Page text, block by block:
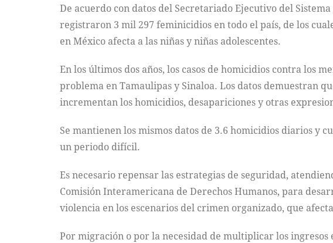
De acuerdo con datos del Secretariado Ejecutivo del
registraron 3 mil 297 feminicidios en todo el país, de los
en México afecta a las niñas y niñas adolescentes.
En los últimos dos años, los casos de homicidios contra los
problema en Tamaulipas y Sinaloa. Los datos demuestran
incrementan los homicidios, desapariciones y otras
Se mantienen los mismos datos de 3.6 homicidios diarios y
un periodo difícil.
Es necesario repensar las estrategias de seguridad,
Comisión Interamericana de Derechos Humanos, para
violencia en los escenarios del crimen organizado, que
Por migración o por la necesidad de multiplicar los ingresos